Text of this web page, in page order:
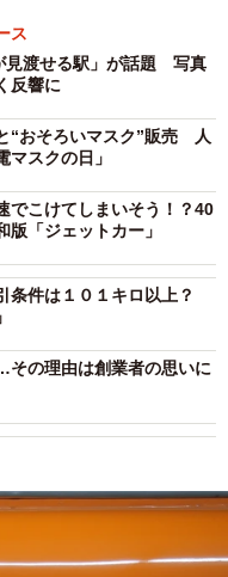
ス
見渡せる駅」が話題 写真
反響に
“おそろいマスク”販売 人
スクの日」
でこけてしまいそう！？40
「ジェットカー」
条件は１０１キロ以上？
その理由は創業者の思いに